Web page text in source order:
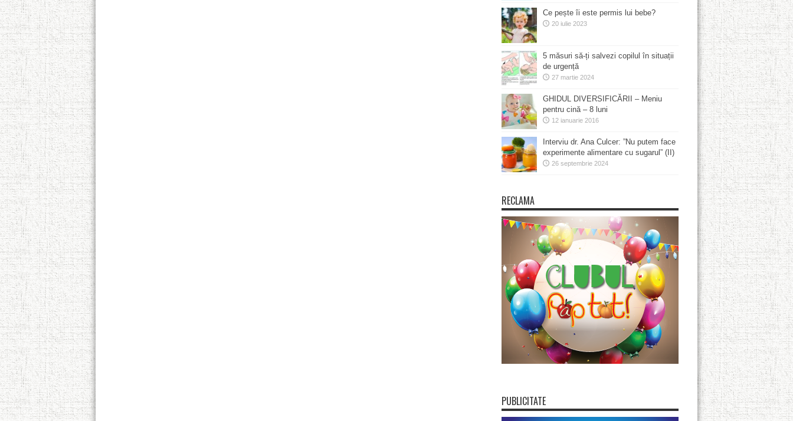
Ce pește îi este permis lui bebe?
20 iulie 2023
5 măsuri să-ți salvezi copilul în situații
de urgență
27 martie 2024
GHIDUL DIVERSIFICĂRII – Meniu
pentru cină – 8 luni
12 ianuarie 2016
Interviu dr. Ana Culcer: ”Nu putem face
experimente alimentare cu sugarul” (II)
26 septembrie 2024
RECLAMA
PUBLICITATE